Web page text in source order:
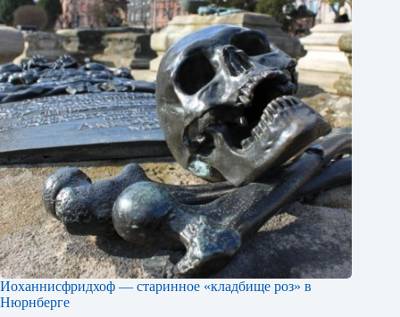
Иоханнисфридхоф — старинное «кладбище роз» в
Нюрнберге